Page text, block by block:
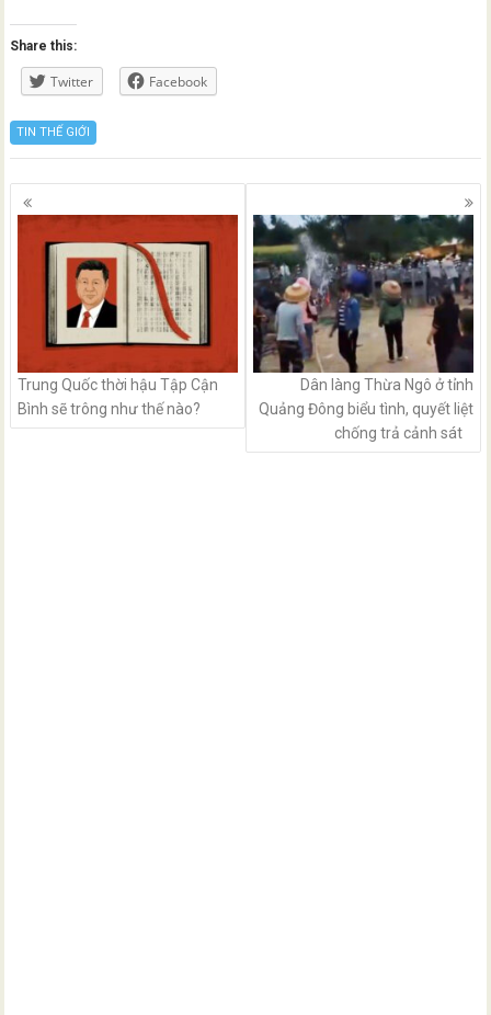
Share this:
Twitter Facebook
TIN THẾ GIỚI
Posts
navigation
Trung Quốc thời hậu Tập Cận
Bình sẽ trông như thế nào?
Dân làng Thừa Ngô ở tỉnh
Quảng Đông biểu tình, quyết liệt
chống trả cảnh sát